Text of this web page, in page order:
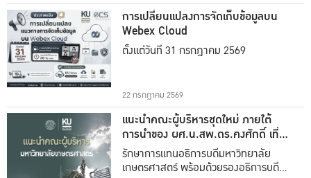
การเปลี่ยนแปลงการจัดเก็บข้อมูลบน
Webex Cloud
ตั้งแต่วันที่ 31 กรกฎาคม 2569
22 กรกฎาคม 2569
แนะนำคณะผู้บริหารชุดใหม่ ภายใต้
การนำของ ผศ.น.สพ.ดร.คงศักดิ์ เที่ยง
ธรรม
รักษาการแทนอธิการบดีมหาวิทยาลัย
เกษตรศาสตร์ พร้อมด้วยรองอธิการบดีทั้ง